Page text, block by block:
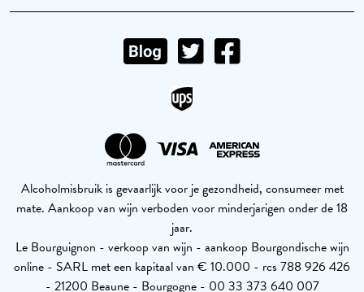
Alcoholmisbruik is gevaarlijk voor je gezondheid, consumeer met
mate. Aankoop van wijn verboden voor minderjarigen onder de 18
jaar.
Le Bourguignon - verkoop van wijn - aankoop Bourgondische wijn
online - SARL met een kapitaal van € 10.000 - rcs 788 926 426
- 21200 Beaune - Bourgogne - 00 33 373 640 007